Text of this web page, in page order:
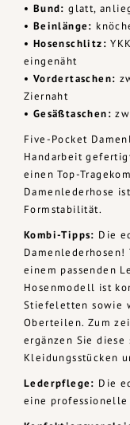
• Bund: glatt,
• Beinlänge:
• Hosenschlitz:
eingenäht
• Vordertaschen:
Ziernaht
• Gesäßtaschen:
Five-Pocket
Handarbeit
einen Top-
Damenlederhose
Formstabilität.
Kombi-Tipps: Die
Damenlederhosen!
einem passenden
Hosenmodell ist
Stiefeletten sowie
Oberteilen. Zum
ergänzen Sie
Kleidungsstücken
Lederpflege: Die
eine